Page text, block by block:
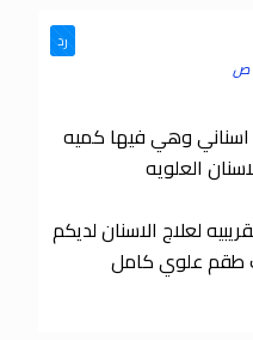
وهي فيها كميه
العلويه
لعلاج الاسنان لديكم
طقم علوي كامل
رد